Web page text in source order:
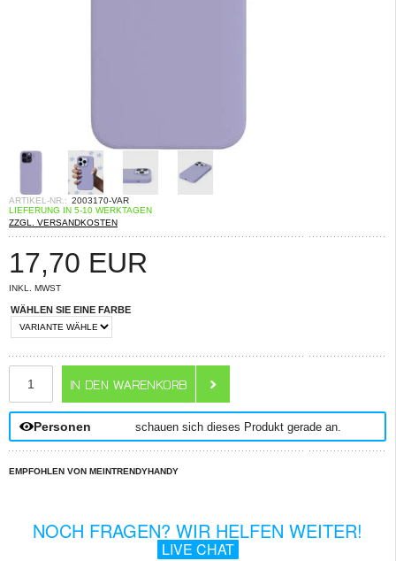
ARTIKEL-NR.: 2003170-VAR
LIEFERUNG IN 5-10 WERKTAGEN
ZZGL. VERSANDKOSTEN
17,70 EUR
INKL. MWST
WÄHLEN SIE EINE FARBE
Personen schauen sich dieses Produkt gerade an.
EMPFOHLEN VON MEINTRENDYHANDY
NOCH FRAGEN? WIR HELFEN WEITER!
LIVE CHAT